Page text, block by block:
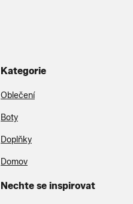
Kategorie
Oblečení
Boty
Doplňky
Domov
Nechte se inspirovat